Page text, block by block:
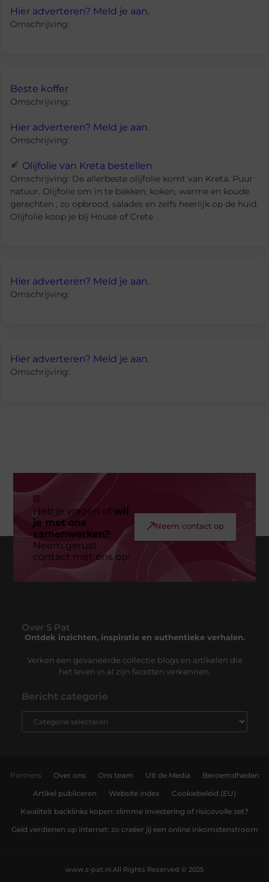
Hier adverteren? Meld je aan.
Omschrijving:
Beste koffer
Omschrijving:
Hier adverteren? Meld je aan.
Omschrijving:
Olijfolie van Kreta bestellen
Omschrijving: De allerbeste olijfolie komt van Kreta. Puur
natuur. Olijfolie om in te bakken, koken, warme en koude
gerechten , zo opbrood, salades en zelfs heerlijk op de huid.
Olijfolie koop je bij House of Crete
Hier adverteren? Meld je aan.
Omschrijving:
Hier adverteren? Meld je aan.
Omschrijving:
Heb je vragen ofwil
je met ons
samenwerken?
Neem gerust
contact met ons op!
Neem contact op
Over S Pat
Ontdek inzichten, inspiratie en authentieke verhalen.
Verken een gevarieerde collectie blogs en artikelen die
het leven in al zijn facetten verkennen.
Bericht categorie
Partners Over ons Ons team Uit de Media Beroemdheden
Artikel publiceren Website index Cookiebeleid (EU)
Kwaliteit backlinks kopen: slimme investering of risicovolle zet?
Geld verdienen op internet: zo creëer jij een online inkomstenstroom
All Rights Reserved © 2025
www.s-pat.nl.